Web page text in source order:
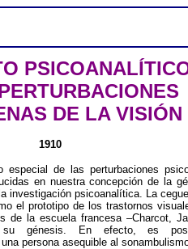
DE LA VISIÓN
1910
especial de las perturbaciones
en nuestra concepción de la
investigación psicoanalítica. La
el prototipo de los trastornos
de la escuela francesa –Charcot,
su génesis. En efecto, es
persona asequible al